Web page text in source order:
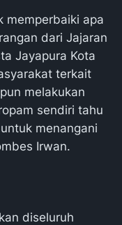
memperbaiki apa
dari Jajaran
Jayapura Kota
terkait
melakukan
sendiri tahu
menangani
Irwan.
diseluruh